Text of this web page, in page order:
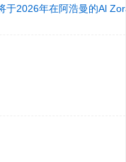
2026年在阿浩曼的Al